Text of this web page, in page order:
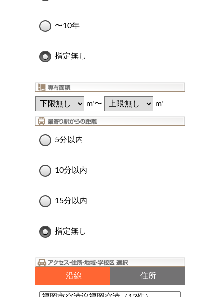
〜10年
指定無し
m2〜 m2
5分以内
10分以内
15分以内
指定無し
沿線 住所